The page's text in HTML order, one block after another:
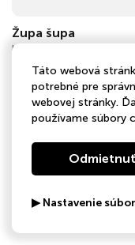
Župa šupa
Umenie
Táto webová
potrebné pre
webovej stránky.
používame súbory
Odmietnuť
▶ Nastavenie